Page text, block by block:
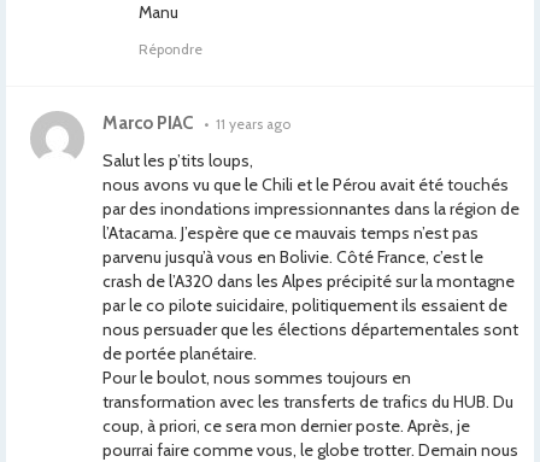
Manu
Répondre
Marco PIAC • 11 years ago
Salut les p’tits loups,
nous avons vu que le Chili et le Pérou avait été touchés
par des inondations impressionnantes dans la région de
l’Atacama. J’espère que ce mauvais temps n’est pas
parvenu jusqu’à vous en Bolivie. Côté France, c’est le
crash de l’A320 dans les Alpes précipité sur la montagne
par le co pilote suicidaire, politiquement ils essaient de
nous persuader que les élections départementales sont
de portée planétaire.
Pour le boulot, nous sommes toujours en
transformation avec les transferts de trafics du HUB. Du
coup, à priori, ce sera mon dernier poste. Après, je
pourrai faire comme vous, le globe trotter. Demain nous